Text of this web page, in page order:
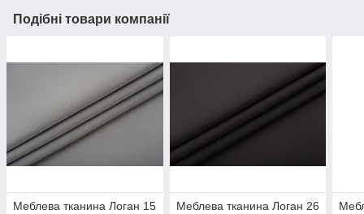
Подібні товари компанії
Меблева тканина Логан 15 Меблева тканина Логан 26